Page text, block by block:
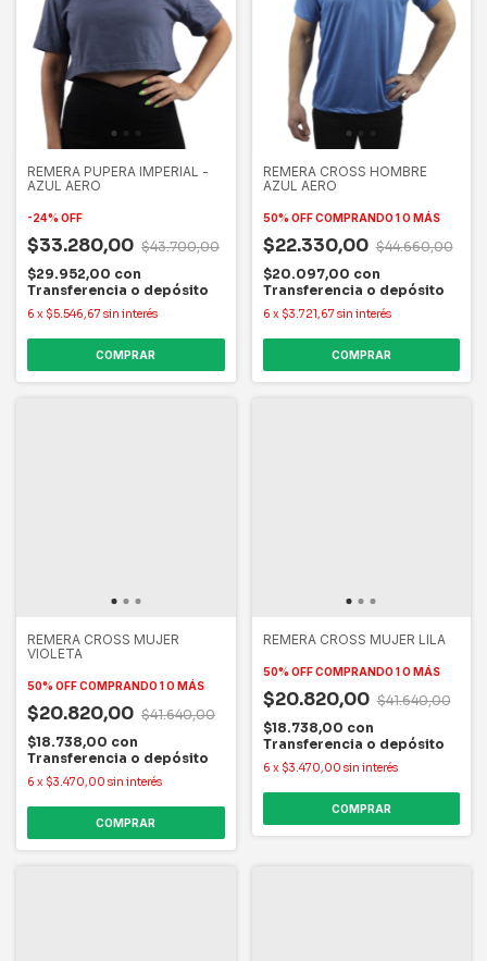
REMERA PUPERA IMPERIAL -
AZUL AERO
-24% OFF
$33.280,00 $43.700,00
$29.952,00 con
Transferencia o depósito
6 x $5.546,67 sin interés
COMPRAR
REMERA CROSS HOMBRE
AZUL AERO
50% OFF COMPRANDO 1 O MÁS
$22.330,00 $44.660,00
$20.097,00 con
Transferencia o depósito
6 x $3.721,67 sin interés
COMPRAR
REMERA CROSS MUJER
VIOLETA
50% OFFCOMPRANDO 1 O MÁS
$20.820,00 $41.640,00
$18.738,00 con
Transferencia o depósito
6 x $3.470,00 sin interés
COMPRAR
REMERA CROSS MUJER LILA
50% OFF COMPRANDO 1 O MÁS
$20.820,00 $41.640,00
$18.738,00 con
Transferencia o depósito
6 x $3.470,00 sin interés
COMPRAR